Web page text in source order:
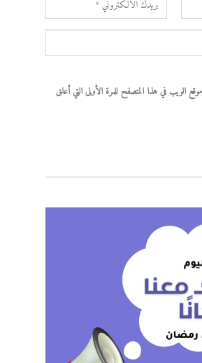
الويب في هذا المتصفح للمرة الأولى التي أعلق